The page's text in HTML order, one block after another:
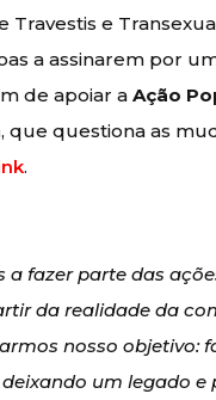
Travestis e
a assinarem por
de apoiar aAção
, que questiona as
.
fazer parte das
da realidade da
nosso objetivo:
um legado